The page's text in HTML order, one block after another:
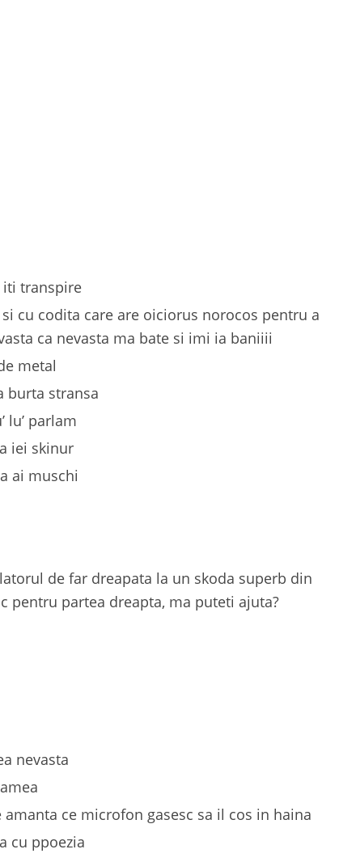
iti transpire
cu codita care are oiciorus norocos pentru a
ca nevasta ma bate si imi ia baniiii
metal
burta stransa
lu’ parlam
iei skinur
ai muschi
de far dreapata la un skoda superb din
pentru partea dreapta, ma puteti ajuta?
nevasta
ce microfon gasesc sa il cos in haina
cu ppoezia